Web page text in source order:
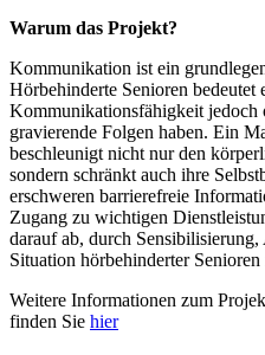
Warum das Projekt?
Kommunikation ist ein
Hörbehinderte Senioren bedeutet
Kommunikationsfähigkeit jedoch
gravierende Folgen haben. Ein
beschleunigt nicht nur den
sondern schränkt auch ihre
erschweren barrierefreie
Zugang zu wichtigen
darauf ab, durch
Situation hörbehinderter
Weitere Informationen zum
finden Sie hier